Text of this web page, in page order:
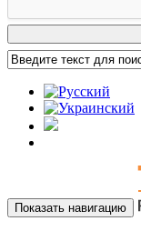
Показать навигацию